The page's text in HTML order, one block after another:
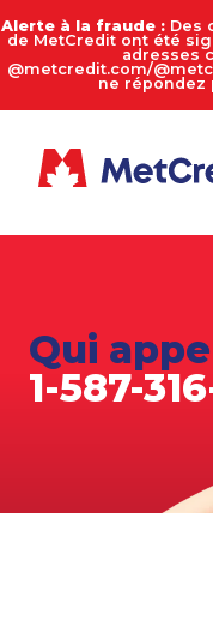
Alerte à la fraude : Des
de MetCredit ont été
adresses
@metcredit.com/
ne répondez
Qui
1-587-